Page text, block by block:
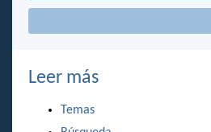
Leer más
Temas